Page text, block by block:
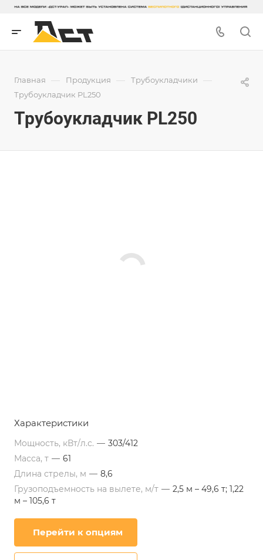
Главная — Продукция — Трубоукладчики —
Трубоукладчик PL250
Трубоукладчик PL250
Характеристики
Мощность, кВт/л.с. — 303/412
Масса, т — 61
Длина стрелы, м — 8,6
Грузоподъемность на вылете, м/т — 2,5 м – 49,6 т; 1,22
м – 105,6 т
Перейти к опциям